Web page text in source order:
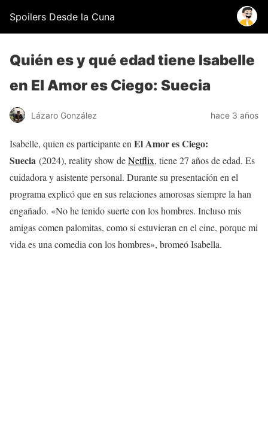
Spoilers Desde la Cuna
Quién es y qué edad tiene Isabelle
en El Amor es Ciego: Suecia
Lázaro González hace 3 años
Isabelle, quien es participante en El Amor es Ciego:
Suecia (2024), reality show deNetflix, tiene 27 años de edad. Es
cuidadora y asistente personal. Durante su presentación en el
programa explicó que en sus relaciones amorosas siempre la han
engañado. «No he tenido suerte con los hombres. Incluso mis
amigas comen palomitas, como si estuvieran en el cine, porque mi
vida es una comedia con los hombres», bromeó Isabella.